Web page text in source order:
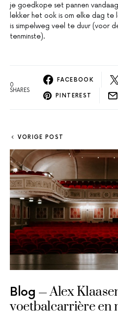
je goedkope set pannen
lekker het ook is om elke dag te
is simpelweg veel te duur (voor
tenminste).
0
SHARES
FACEBOOK
PINTEREST
VORIGE POST
Blog
Alex
voetbalcarrière en